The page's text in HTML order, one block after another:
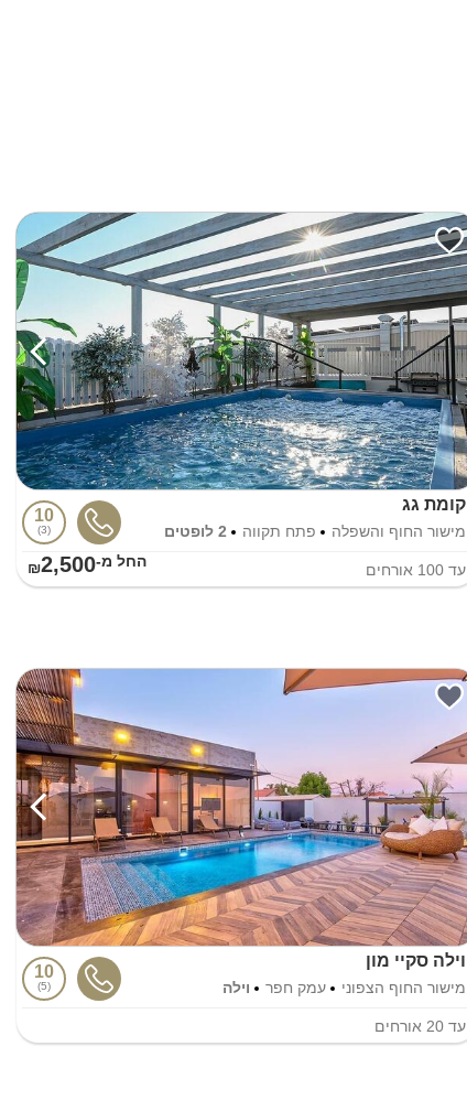
קומת גג
מישור החוף והשפלה פתח תקווה 2 לופטים
10
3
עד 100 אורחים החל מ-₪2,500
וילה סקיי מון
מישור החוף הצפוני עמק חפר וילה
10
5
עד 20 אורחים